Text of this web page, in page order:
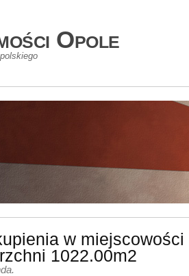
Opole
w miejscowości
1022.00m2
.